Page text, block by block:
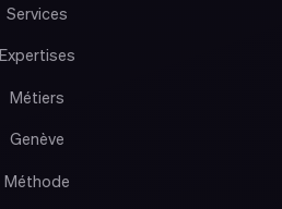
Services
Expertises
Métiers
Genève
Méthode